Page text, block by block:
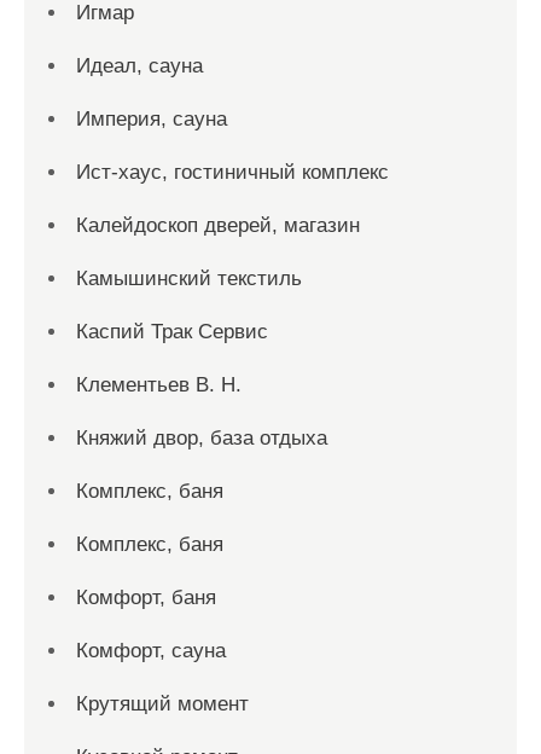
Игмар
Идеал, сауна
Империя, сауна
Ист-хаус, гостиничный комплекс
Калейдоскоп дверей, магазин
Камышинский текстиль
Каспий Трак Сервис
Клементьев В. Н.
Княжий двор, база отдыха
Комплекс, баня
Комплекс, баня
Комфорт, баня
Комфорт, сауна
Крутящий момент